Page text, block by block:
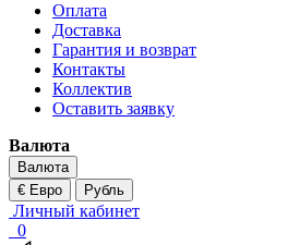
Оплата
Доставка
Гарантия и возврат
Контакты
Коллектив
Оставить заявку
Валюта
Валюта
€ Евро
Рубль
Личный кабинет
0